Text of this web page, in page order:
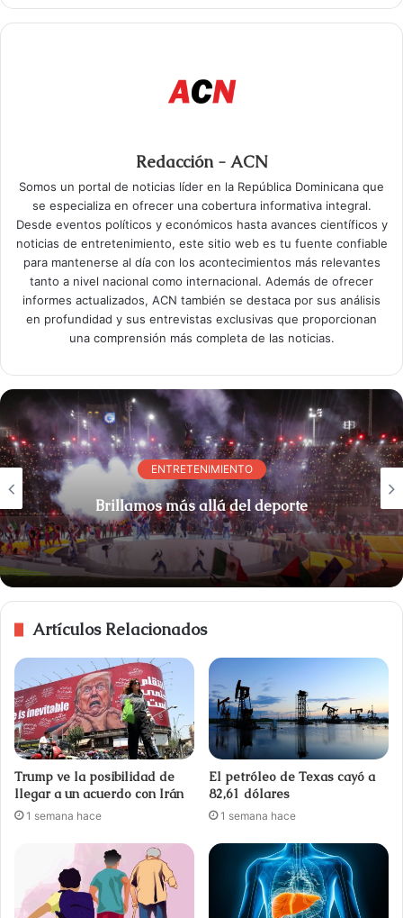
Redacción - ACN
Somos un portal de noticias líder en la República Dominicana que
se especializa en ofrecer una cobertura informativa integral.
Desde eventos políticos y económicos hasta avances científicos y
noticias de entretenimiento, este sitio web es tu fuente confiable
para mantenerse al día con los acontecimientos más relevantes
tanto a nivel nacional como internacional. Además de ofrecer
informes actualizados, ACN también se destaca por sus análisis
en profundidad y sus entrevistas exclusivas que proporcionan
una comprensión más completa de las noticias.
ENTRETENIMIENTO
Brillamos más allá del deporte
Artículos Relacionados
Trump ve la posibilidad de
llegar a un acuerdo con Irán
1 semana hace
El petróleo de Texas cayó a
82,61 dólares
1 semana hace